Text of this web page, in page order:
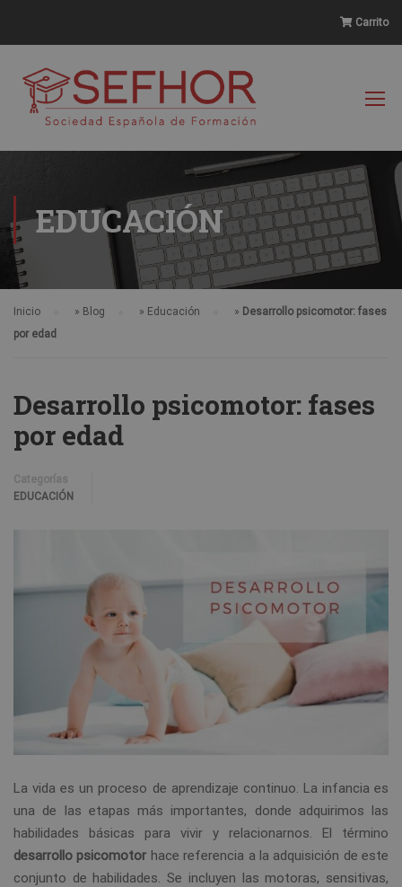
Carrito
EDUCACIÓN
Inicio » Blog » Educación » Desarrollo psicomotor: fases
por edad
Desarrollo psicomotor: fases
por edad
Categorías
EDUCACIÓN
La vida es un proceso de aprendizaje continuo. La infancia es
una de las etapas más importantes, donde adquirimos las
habilidades básicas para vivir y relacionarnos. El término
desarrollo psicomotor hace referencia a la adquisición de este
conjunto de habilidades. Se incluyen las motoras, sensitivas,